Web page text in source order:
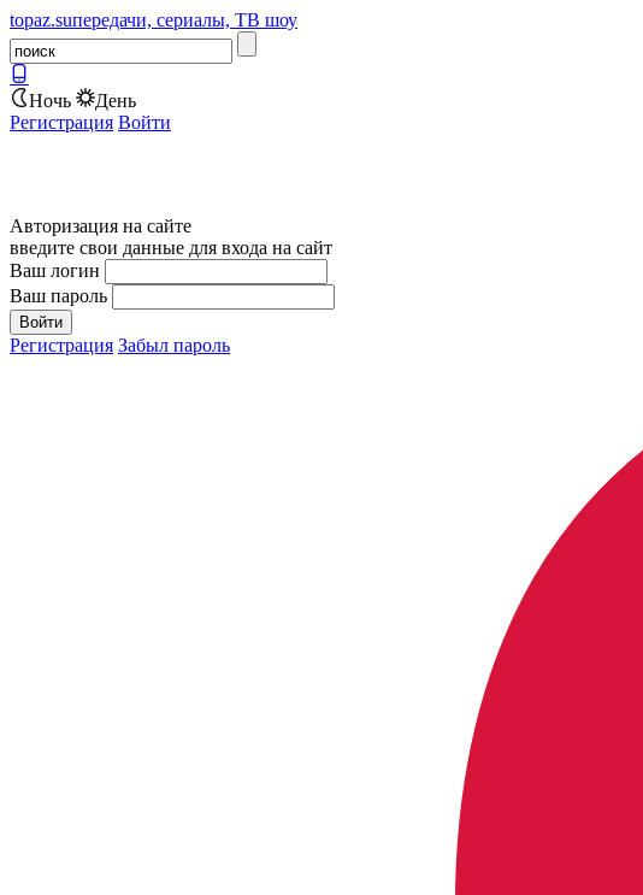
topaz.suпередачи, сериалы, ТВ шоу
Ночь
День
Регистрация Войти
Авторизация на сайте
введите свои данные для входа на сайт
Ваш логин
Ваш пароль
Регистрация Забыл пароль